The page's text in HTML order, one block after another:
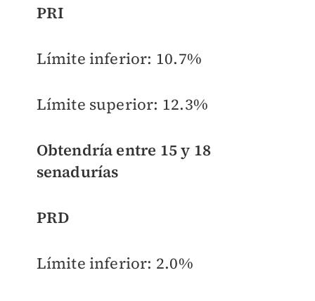
PRI
Límite inferior: 10.7%
Límite superior: 12.3%
Obtendría entre 15 y 18
senadurías
PRD
Límite inferior: 2.0%